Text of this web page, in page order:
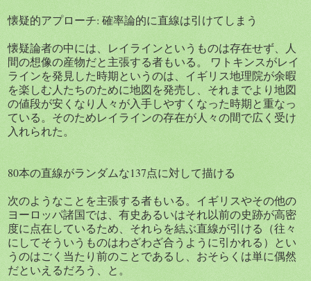
懐疑的アプローチ: 確率論的に直線は引けてしまう
懐疑論者の中には、レイラインというものは存在せず、人
間の想像の産物だと主張する者もいる。 ワトキンスがレイ
ラインを発見した時期というのは、イギリス地理院が余暇
を楽しむ人たちのために地図を発売し、それまでより地図
の値段が安くなり人々が入手しやすくなった時期と重なっ
ている。そのためレイラインの存在が人々の間で広く受け
入れられた。
80本の直線がランダムな137点に対して描ける
次のようなことを主張する者もいる。イギリスやその他の
ヨーロッパ諸国では、有史あるいはそれ以前の史跡が高密
度に点在しているため、それらを結ぶ直線が引ける（往々
にしてそういうものはわざわざ合うように引かれる）とい
うのはごく当たり前のことであるし、おそらくは単に偶然
だといえるだろう、と。